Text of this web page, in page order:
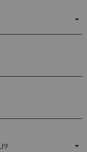
arrow_drop_down
arrow_drop_down